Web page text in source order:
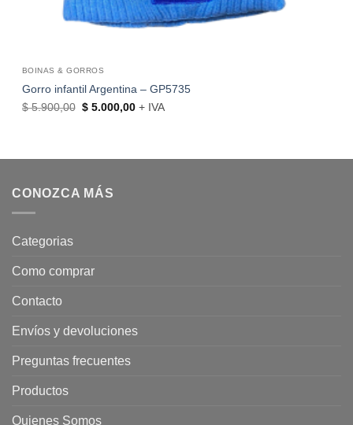
BOINAS & GORROS
Gorro infantil Argentina – GP5735
$5.900,00 El
$5.000,00El
+ IVA
CONOZCA MÁS
Categorias
Como comprar
Contacto
Envíos y devoluciones
Preguntas frecuentes
Productos
Quienes Somos